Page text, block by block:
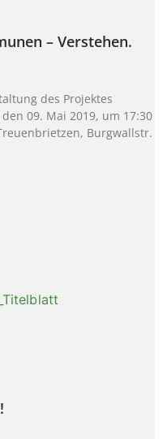
– Verstehen.
des Projektes
09. Mai 2019, um 17:30
Burgwallstr.